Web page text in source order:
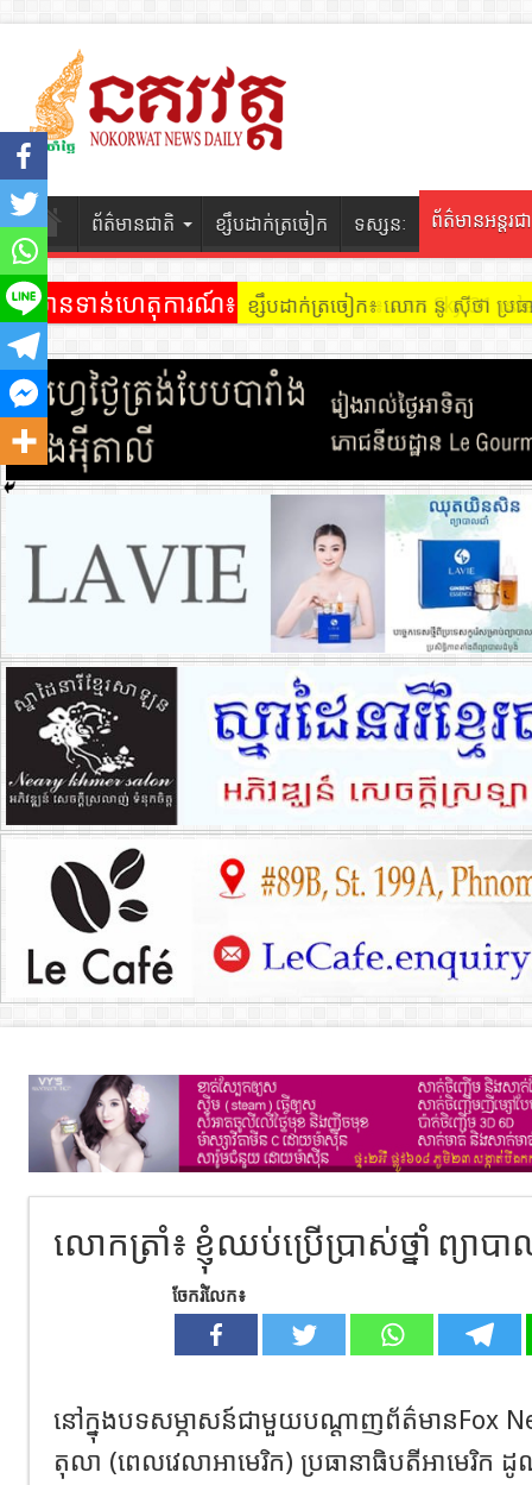
ព័ត៌មានជាតិ ខ្សឹបដាក់ត្រចៀក ទស្សនៈ ព័ត៌មានអន្តរជ
ព័ត៌មានទាន់ហេតុការណ៍៖ ខ្សឹបដាក់ត្រចៀក ៖ អគារ Sky 31
លោកត្រាំ៖ ខ្ញុំឈប់ប្រើប្រាស់ថ្នាំ ព្យ
ចែករំលែក៖
នៅក្នុងបទសម្ភាសន៍ជាមួយបណ្តាញព័ត៌មានFox
តុលា (ពេលវេលាអាមេរិក) ប្រធានាធិបតីអាមេរិក